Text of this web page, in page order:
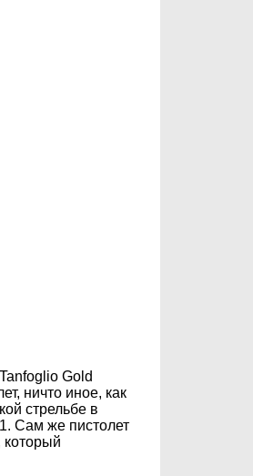
Gold
ничто иное, как
стрельбе в
Сам же пистолет
который